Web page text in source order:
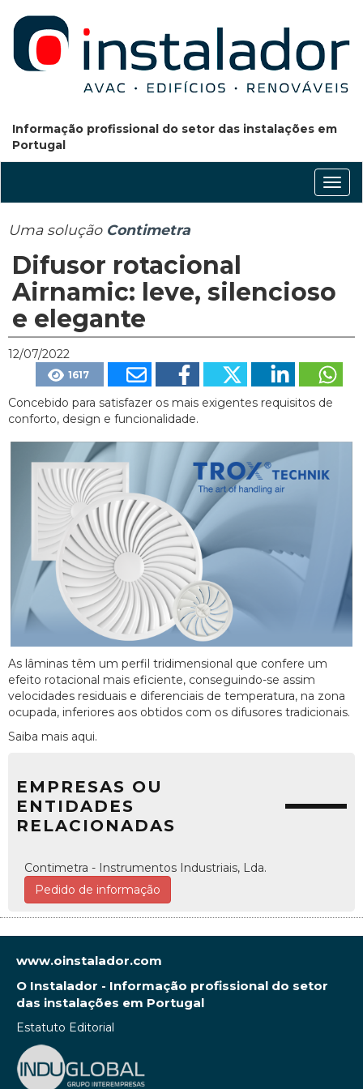
Informação profissional do setor das instalações em
Portugal
Uma solução Contimetra
Difusor rotacional
Airnamic: leve, silencioso
e elegante
12/07/2022
1617
Concebido para satisfazer os mais exigentes requisitos de
conforto, design e funcionalidade.
As lâminas têm um perfil tridimensional que confere um
efeito rotacional mais eficiente, conseguindo-se assim
velocidades residuais e diferenciais de temperatura, na zona
ocupada, inferiores aos obtidos com os difusores tradicionais.
Saiba mais aqui.
EMPRESAS OU
ENTIDADES
RELACIONADAS
Contimetra - Instrumentos Industriais, Lda.
Pedido de informação
www.oinstalador.com
O Instalador - Informação profissional do setor
das instalações em Portugal
Estatuto Editorial